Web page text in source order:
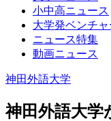
小中高ニュース
大学発ベンチャ
ニュース特集
動画ニュース
神田外語大学
神田外語大学